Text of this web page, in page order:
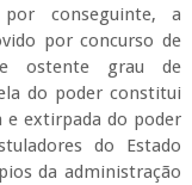
conseguinte, a
por concurso de
ostente grau de
do poder constitui
e extirpada do poder
do Estado
da administração